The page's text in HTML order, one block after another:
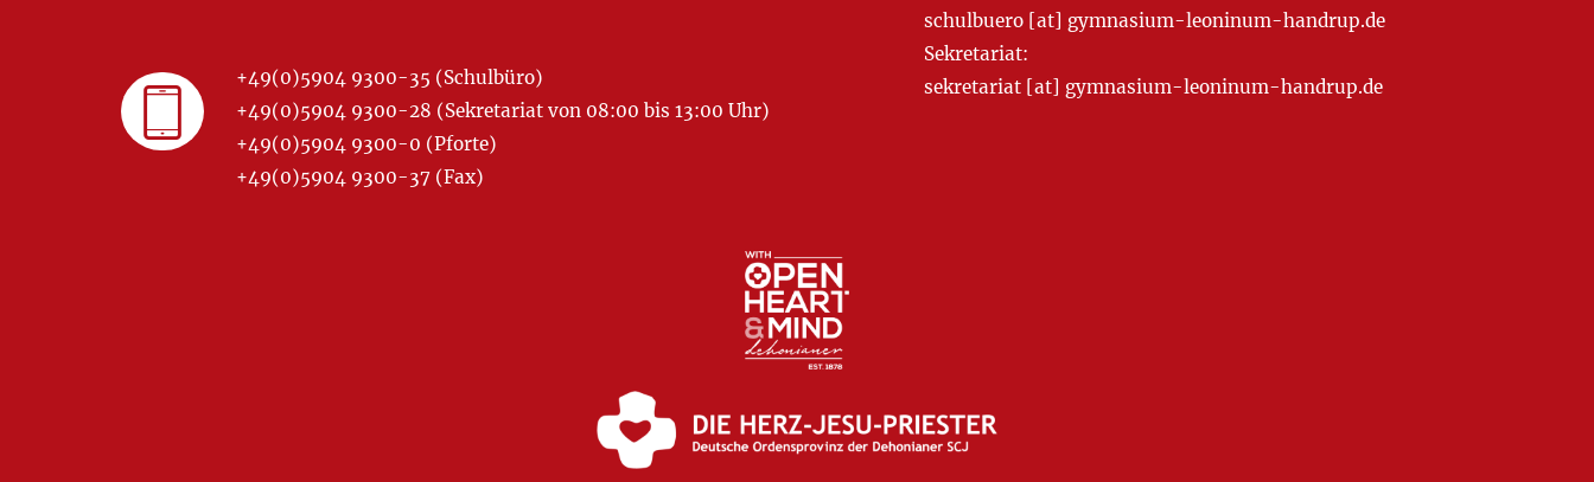
+49(0)5904 9300-35 (Schulbüro)
+49(0)5904 9300-28 (Sekretariat von 08:00 bis 13:00 Uhr)
+49(0)5904 9300-0 (Pforte)
+49(0)5904 9300-37 (Fax)
schulbuero [at] gymnasium-leoninum-handrup.de
Sekretariat:
sekretariat [at] gymnasium-leoninum-handrup.de